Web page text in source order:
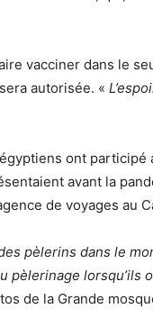
vacciner dans le
autorisée. «
ont
avant la
de voyages au
pèlerins dans le
pèlerinage lorsqu’ils
de la Grande